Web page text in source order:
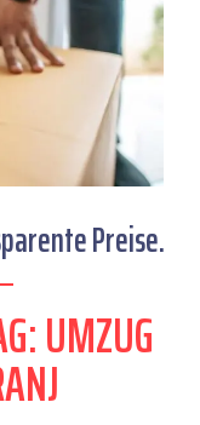
Preise.
UMZUG